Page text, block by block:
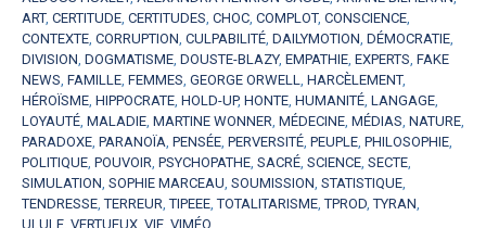
ART, CERTITUDE, CERTITUDES, CHOC, COMPLOT, CONSCIENCE,
CONTEXTE, CORRUPTION, CULPABILITÉ, DAILYMOTION, DÉMOCRATIE,
DIVISION, DOGMATISME, DOUSTE-BLAZY, EMPATHIE, EXPERTS, FAKE
NEWS, FAMILLE, FEMMES, GEORGE ORWELL, HARCÈLEMENT,
HÉROÏSME, HIPPOCRATE, HOLD-UP, HONTE, HUMANITÉ, LANGAGE,
LOYAUTÉ, MALADIE, MARTINE WONNER, MÉDECINE, MÉDIAS, NATURE,
PARADOXE, PARANOÏA, PENSÉE, PERVERSITÉ, PEUPLE, PHILOSOPHIE,
POLITIQUE, POUVOIR, PSYCHOPATHE, SACRÉ, SCIENCE, SECTE,
SIMULATION, SOPHIE MARCEAU, SOUMISSION, STATISTIQUE,
TENDRESSE,TERREUR,TIPEEE,TOTALITARISME,TPROD,TYRAN,
ULULE, VERTUEUX, VIE, VIMÉO